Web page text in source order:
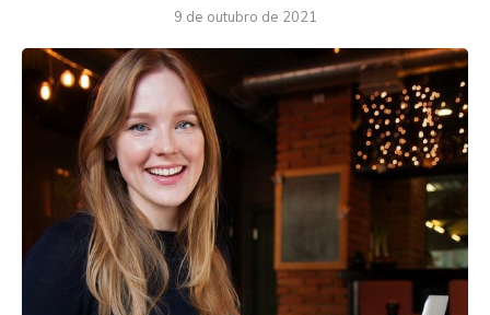
9 de outubro de 2021